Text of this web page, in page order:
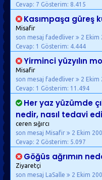
Cevap: 7 Gösterim: 8.415
Kasımpaşa güreş
Misafir
son mesaj fadedliver
2 Ekim
Cevap: 1 Gösterim: 4.444
Yirminci yüzyılın
Misafir
son mesaj fadedliver
2 Ekim
Cevap: 1 Gösterim: 11.494
Her yaz yüzümde
nedir, nasıl tedavi
ceren sığırcı
son mesaj Misafir
2 Ekim
Cevap: 2 Gösterim: 5.097
Göğüs ağrımın
Ziyaretçi
son mesaj LaSalle
2 Ekim